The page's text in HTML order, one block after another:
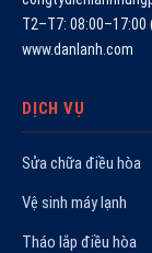
T2–T7: 08:00–17:00
www.danlanh.com
DỊCH VỤ
Sửa chữa điều hòa
Vệ sinh máy lạnh
Tháo lắp điều hòa